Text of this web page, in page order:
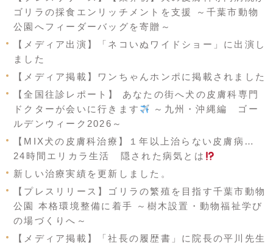
ゴリラの採食エンリッチメントを支援 ～千葉市動物
公園へフィーダーバッグを寄贈～
【メディア出演】「ネコいぬワイドショー」に出演し
ました
【メディア掲載】ワンちゃんホンポに掲載されました
【全国往診レポート】 あなたの街へ犬の皮膚科専門
ドクターが会いに行きます
～九州・沖縄編 ゴー
ルデンウィーク2026～
【MIX犬の皮膚科治療】１年以上治らない皮膚病…
24時間エリカラ生活 隠された病気とは
新しい治療実績を更新しました。
【プレスリリース】ゴリラの繁殖を目指す千葉市動物
公園 本格環境整備に着手 ～樹木設置・動物福祉学び
の場づくりへ～
【メディア掲載】「社長の履歴書」に院長の平川先生